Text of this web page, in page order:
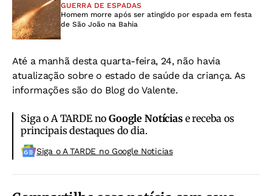
GUERRA DE ESPADAS
Homem morre após ser atingido por espada em festa
de São João na Bahia
Até a manhã desta quarta-feira, 24, não havia
atualização sobre o estado de saúde da criança. As
informações são do Blog do Valente.
Siga o A TARDE noGoogle Notíciase receba os
principais destaques do dia.
Siga o A TARDE no Google Noticias